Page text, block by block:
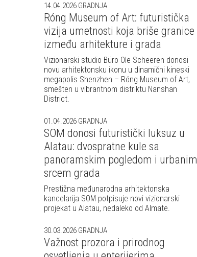
14.04.2026 GRADNJA
Róng Museum of Art: futuristička
vizija umetnosti koja briše granice
između arhitekture i grada
Vizionarski studio Büro Ole Scheeren donosi
novu arhitektonsku ikonu u dinamični kineski
megapolis Shenzhen – Róng Museum of Art,
smešten u vibrantnom distriktu Nanshan
District.
01.04.2026 GRADNJA
SOM donosi futuristički luksuz u
Alatau: dvospratne kule sa
panoramskim pogledom i urbanim
srcem grada
Prestižna međunarodna arhitektonska
kancelarija SOM potpisuje novi vizionarski
projekat u Alatau, nedaleko od Almate.
30.03.2026 GRADNJA
Važnost prozora i prirodnog